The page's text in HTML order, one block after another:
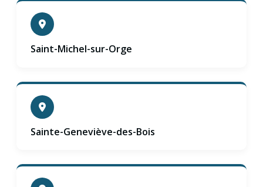
Saint-Michel-sur-Orge
Sainte-Geneviève-des-Bois